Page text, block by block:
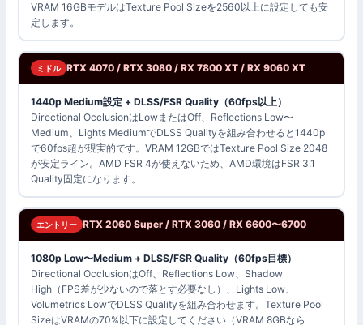
VRAM 16GBモデルはTexture Pool Sizeを2560以上に設定しても安
定します。
ミドル RTX 4070 / RTX 3080 / RX 7800 XT / RX 9060 XT
1440p Medium設定 + DLSS/FSR Quality（60fps以上）
Directional OcclusionはLowまたはOff、Reflections Low〜
Medium、Lights MediumでDLSS Qualityを組み合わせると1440p
で60fps超が現実的です。VRAM 12GBではTexture Pool Size 2048
が安定ライン。AMD FSR 4が使えないため、AMD環境はFSR 3.1
Quality固定になります。
エントリー RTX 2060 Super / RTX 3060 / RX 6600〜6700
1080p Low〜Medium + DLSS/FSR Quality（60fps目標）
Directional OcclusionはOff、Reflections Low、Shadow
High（FPS差が少ないので落とす必要なし）、Lights Low、
Volumetrics LowでDLSS Qualityを組み合わせます。Texture Pool
SizeはVRAMの70%以下に設定してください（VRAM 8GBなら